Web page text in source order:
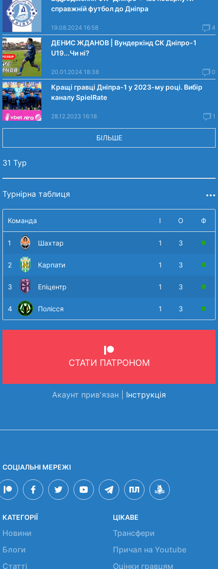
справжній футбол до Дніпра
19.08.2024 16:58 4
ДЕНИС ЖДАНОВ | Вундеркінд СК Дніпро-1
U19...Чи нi?
20.01.2024 18:38 0
Кращі гравці Дніпра-1 у 2023-му році. Вибiр
каналу SpielRate
28.12.2023 16:18 1
БІЛЬШЕ
31 Тур
Турнірна таблиця
Команда І О Ф
1 Шахтар 1 3
2 Карпати 1 3
3 Епіцентр 1 3
4 Полісся 1 3
СТАТИ ПАТРОНОМ
Акаунт прив'язан | Інструкція
СОЦІАЛЬНІ МЕРЕЖІ
КАТЕГОРІЇ
Новини
Блоги
Статті
ЦІКАВЕ
Трансфери
Причал на Youtube
Оцінки гравцям